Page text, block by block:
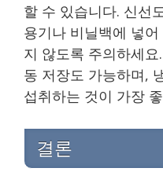
할 수 있습니다. 신선
용기나 비닐백에 넣
지 않도록 주의하세
동 저장도 가능하며,
섭취하는 것이 가장
결론